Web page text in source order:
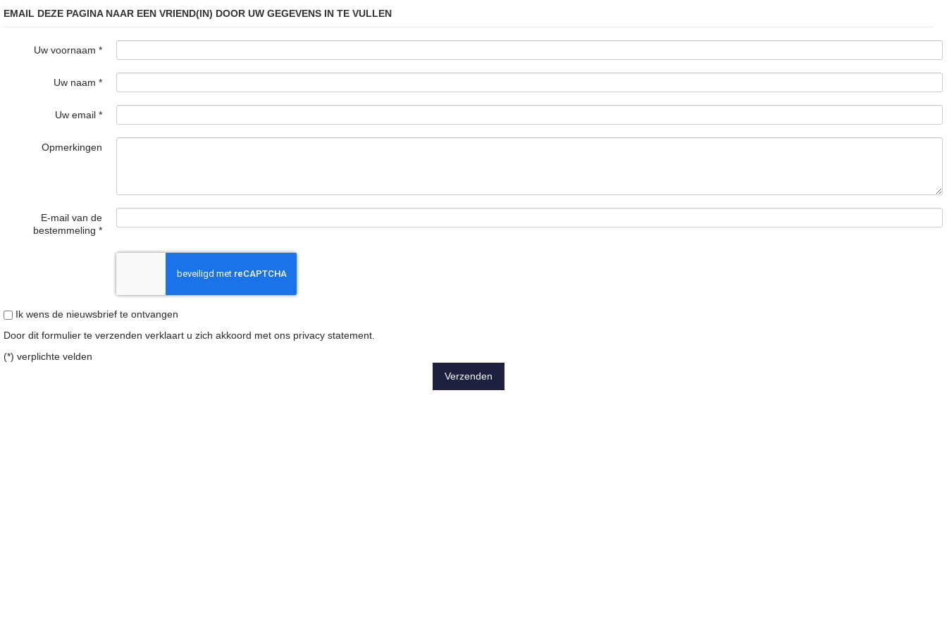
EMAIL DEZE PAGINA NAAR EEN VRIEND(IN) DOOR UW GEGEVENS IN TE VULLEN
Uw voornaam *
Uw naam *
Uw email *
Opmerkingen
E-mail van de
bestemmeling *
Ik wens de nieuwsbrief te ontvangen
Door dit formulier te verzenden verklaart u zich akkoord met ons privacy statement
(*) verplichte velden
Verzenden